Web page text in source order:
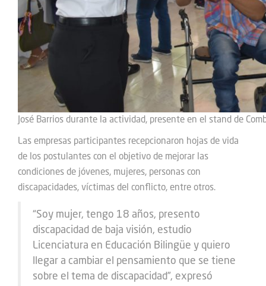
José Barrios durante la actividad, presente en el stand de
Las empresas participantes recepcionaron hojas de vida
de los postulantes con el objetivo de mejorar las
condiciones de jóvenes, mujeres, personas con
discapacidades, víctimas del conflicto, entre otros.
“Soy mujer, tengo 18 años, presento
discapacidad de baja visión, estudio
Licenciatura en Educación Bilingüe y quiero
llegar a cambiar el pensamiento que se tiene
sobre el tema de discapacidad”, expresó